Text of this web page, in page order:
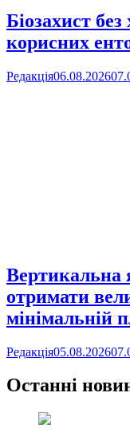
Біозахист
корисних
Редакція06.08.2026
Вертикальна
отримати
мінімальній
Редакція05.08.2026
Останні